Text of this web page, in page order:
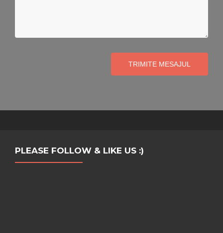
TRIMITE MESAJUL
PLEASE FOLLOW & LIKE US :)